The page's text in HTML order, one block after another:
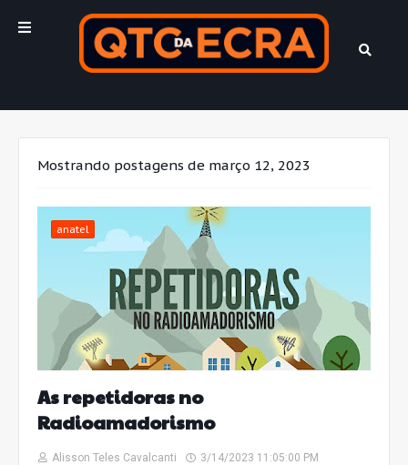
Mostrando postagens de março 12, 2023
anatel
As repetidoras no
Radioamadorismo
Alisson Teles Cavalcanti 3/14/2023 11:05:00 PM